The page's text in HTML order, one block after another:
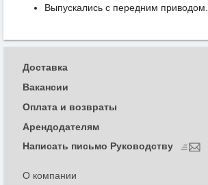
Выпускались с передним приводом.
О компании
Доставка
Вакансии
Оплата и возвраты
Арендодателям
Написать письмо Руководству